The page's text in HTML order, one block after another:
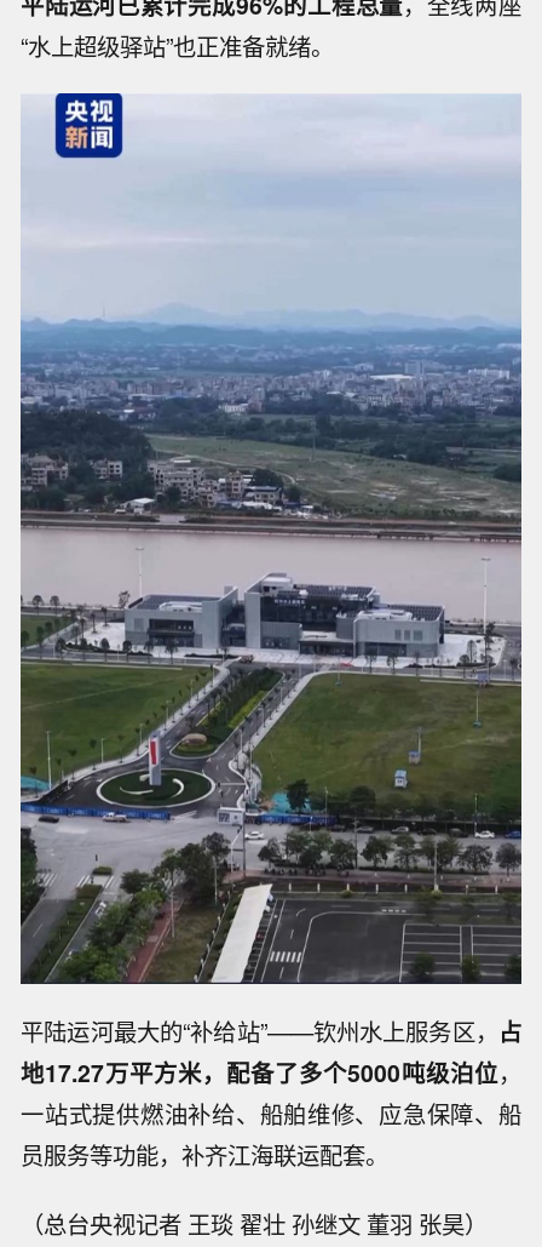
“水上超级驿站”也正准备就绪。
平陆运河最大的“补给站”——钦州水上服务区， 占
地17.27万平方米，配备了多个5000吨级泊位，
一站式提供燃油补给、船舶维修、应急保障、船
员服务等功能，补齐江海联运配套。
（总台央视记者 王琰 翟壮 孙继文 董羽 张昊）